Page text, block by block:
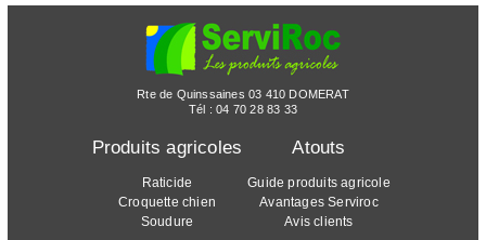
Rte de Quinssaines 03 410 DOMERAT
Tél :04 70 28 83 33
Produits agricoles
Raticide
Croquette chien
Soudure
Atouts
Guide produits agricole
Avantages Serviroc
Avis clients